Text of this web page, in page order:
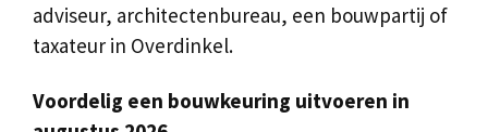
adviseur, architectenbureau, een bouwpartij of
taxateur in Overdinkel.
Voordelig een bouwkeuring uitvoeren in